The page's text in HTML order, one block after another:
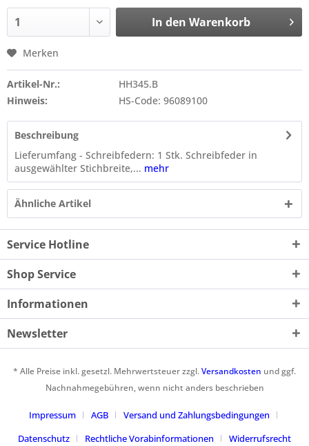
In den Warenkorb
Merken
Artikel-Nr.:
HH345.B
Hinweis:
HS-Code: 96089100
Beschreibung
Lieferumfang - Schreibfedern: 1 Stk. Schreibfeder in
ausgewählter Stichbreite,... mehr
Ähnliche Artikel
Service Hotline
Shop Service
Informationen
Newsletter
* Alle Preise inkl. gesetzl. Mehrwertsteuer zzgl.Versandkosten und ggf.
Nachnahmegebühren, wenn nicht anders beschrieben
Impressum AGB
Versand und Zahlungsbedingungen
Datenschutz
Rechtliche Vorabinformationen Widerrufsrecht